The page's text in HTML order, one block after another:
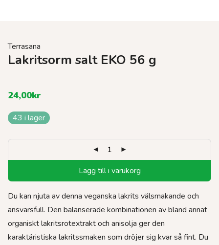
Terrasana
Lakritsorm salt EKO 56 g
24,00kr
43 i lager
Lägg till i varukorg
Du kan njuta av denna veganska lakrits välsmakande och
ansvarsfull. Den balanserade kombinationen av bland annat
organiskt lakritsrotextrakt och anisolja ger den
karaktäristiska lakritssmaken som dröjer sig kvar så fint. Du